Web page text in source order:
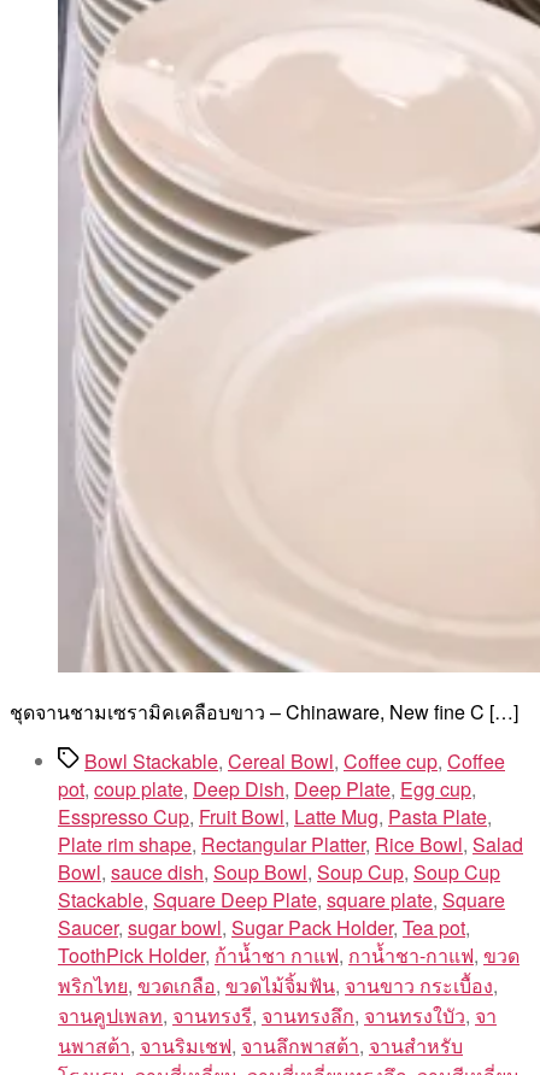
ชุดจานชามเซรามิคเคลือบขาว – Chinaware, New fine C […]
TagsBowl Stackable, Cereal Bowl, Coffee cup, Coffee
pot, coup plate, Deep Dish, Deep Plate, Egg cup,
Esspresso Cup, Fruit Bowl, Latte Mug, Pasta Plate,
Plate rim shape, Rectangular Platter, Rice Bowl, Salad
Bowl, sauce dish, Soup Bowl, Soup Cup, Soup Cup
Stackable, Square Deep Plate, square plate, Square
Saucer, sugar bowl, Sugar Pack Holder, Tea pot,
ToothPick Holder, ก้าน้ำชา กาแฟ, กาน้ำชา-กาแฟ, ขวด
พริกไทย, ขวดเกลือ, ขวดไม้จิ้มฟัน, จานขาว กระเบื้อง,
จานคูปเพลท, จานทรงรี, จานทรงลึก, จานทรงใบัว, จา
นพาสต้า, จานริมเชฟ, จานลึกพาสต้า, จานสำหรับ